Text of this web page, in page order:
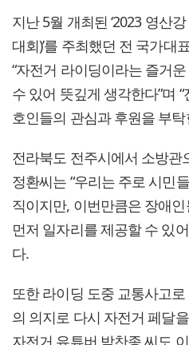
지난 5월 개최된 ‘2023 영산
대회)’를 주최했던 전 국가대
“자전거 라이딩이라는 즐거
수 있어 뜻깊게 생각한다”며
호인들의 관심과 후원을 부탁
전라북도 전주시에서 소방관
정환씨는 “우리는 주로 시민
직이지만, 이번만큼은 장애
먼저 일자리를 제공할 수 있
다.
또한 라이딩 도중 교통사고
의 의지로 다시 자전거 페달
자전거 유튜버 박찬종 씨도